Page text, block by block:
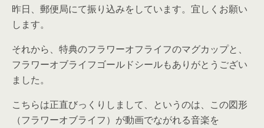
昨日、郵便局にて振り込みをしています。宜しくお願い
します。
それから、特典のフラワーオフライフのマグカップと、
フラワーオブライフゴールドシールもありがとうござい
ました。
こちらは正直びっくりしまして、というのは、この図形
（フラワーオブライフ）が動画でながれる音楽を